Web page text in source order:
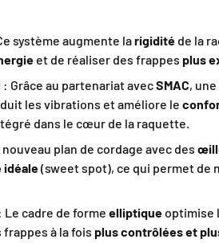
système augmente larigidité de la
et de réaliser des frappes plus
: Grâce au partenariat avecSMAC,
les vibrations et améliore le
dans le cœur de la raquette.
nouveau plan de cordage avec des
idéale(sweet spot), ce qui permet de
Le cadre de forme elliptiqueoptimise
frappes à la fois plus contrôlées et